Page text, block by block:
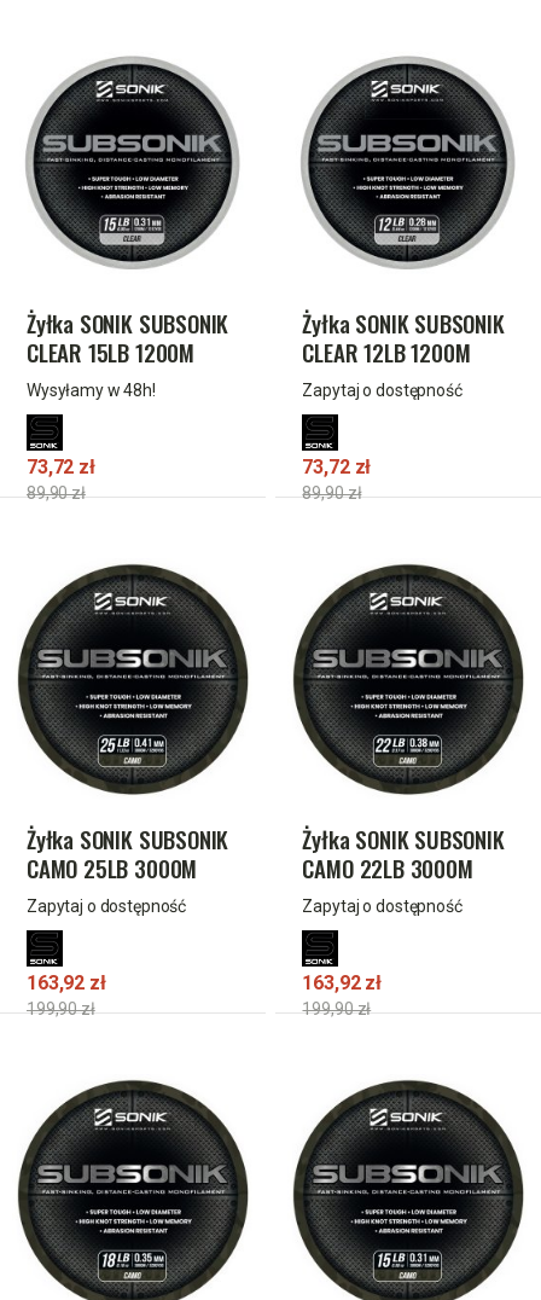
Żyłka SONIK SUBSONIK
CLEAR 15LB 1200M
0.31mm
Wysyłamy w 48h!
73,72 zł
89,90 zł
Żyłka SONIK SUBSONIK
CLEAR 12LB 1200M
0.28mm
Zapytaj o dostępność
73,72 zł
89,90 zł
Żyłka SONIK SUBSONIK
CAMO 25LB 3000M
0.41mm
Zapytaj o dostępność
163,92 zł
199,90 zł
Żyłka SONIK SUBSONIK
CAMO 22LB 3000M
0.38mm
Zapytaj o dostępność
163,92 zł
199,90 zł